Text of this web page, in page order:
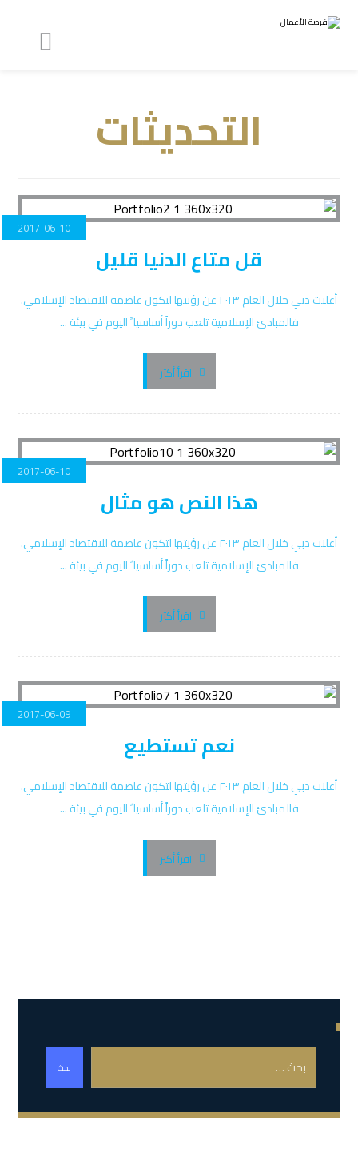
التحديثات
قل متاع الدنيا قليل
2017-06-10
أعلنت دبي خلال العام ٢٠١٣ عن رؤيتها لتكون عاصمة للاقتصاد الإسلامي.
فالمبادئ الإسلامية تلعب دوراً أساسيا ً اليوم في بيئة ...
اقرأ أكثر
هذا النص هو مثال
2017-06-10
أعلنت دبي خلال العام ٢٠١٣ عن رؤيتها لتكون عاصمة للاقتصاد الإسلامي.
فالمبادئ الإسلامية تلعب دوراً أساسيا ً اليوم في بيئة ...
اقرأ أكثر
نعم تستطيع
2017-06-09
أعلنت دبي خلال العام ٢٠١٣ عن رؤيتها لتكون عاصمة للاقتصاد الإسلامي.
فالمبادئ الإسلامية تلعب دوراً أساسيا ً اليوم في بيئة ...
اقرأ أكثر